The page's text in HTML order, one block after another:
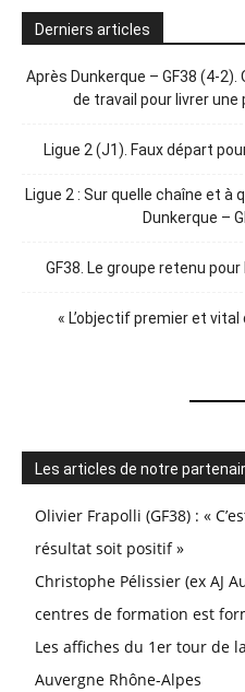
Derniers articles
Après Dunkerque – GF38 (4-2).
de travail pour livrer
Ligue 2 (J1). Faux départ
Ligue 2 : Sur quelle chaîne et à
Dunkerque –
GF38. Le groupe retenu
« L’objectif premier et
Les articles de notre
Olivier Frapolli (GF38) : «
résultat soit positif »
Christophe Pélissier (ex AJ
centres de formation est
Les affiches du 1er tour de
Auvergne Rhône-Alpes